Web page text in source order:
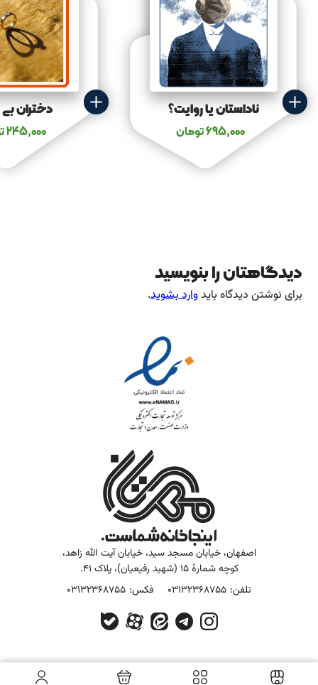
ناداستان یا روایت؟
695,000تومان
دختران
245,000
دیدگاهتان را بنویسید
برای نوشتن دیدگاه بایدوارد بشوید.
اصفهان، خیابان مسجد سید، خیابان آیت الله زاهد،
کوچه شمارۀ 15 (شهید رفیعیان)، پلاک 41.
تلفن: 03132368755 فکس: 03132368755